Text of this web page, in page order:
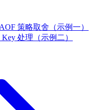
策略取舍（示例一）
处理（示例二）